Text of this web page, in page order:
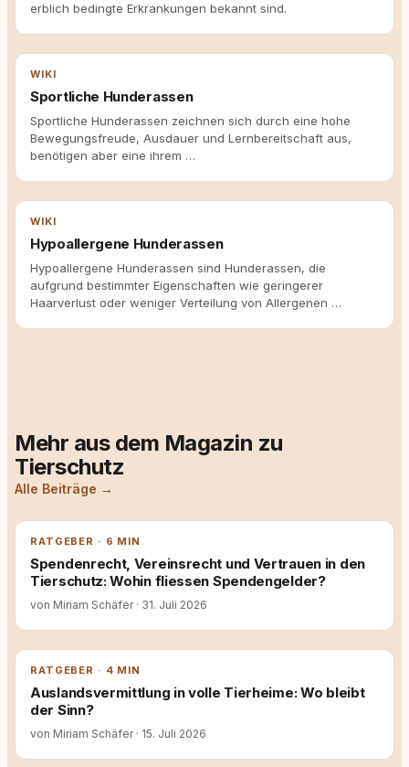
erblich bedingte Erkrankungen bekannt sind.
WIKI
Sportliche Hunderassen
Sportliche Hunderassen zeichnen sich durch eine hohe
Bewegungsfreude, Ausdauer und Lernbereitschaft aus,
benötigen aber eine ihrem …
WIKI
Hypoallergene Hunderassen
Hypoallergene Hunderassen sind Hunderassen, die
aufgrund bestimmter Eigenschaften wie geringerer
Haarverlust oder weniger Verteilung von Allergenen …
Mehr aus dem Magazin zu
Tierschutz
Alle Beiträge →
RATGEBER · 6 MIN
Spendenrecht, Vereinsrecht und Vertrauen in den
Tierschutz: Wohin fliessen Spendengelder?
von Miriam Schäfer · 31. Juli 2026
RATGEBER · 4 MIN
Auslandsvermittlung in volle Tierheime: Wo bleibt
der Sinn?
von Miriam Schäfer · 15. Juli 2026